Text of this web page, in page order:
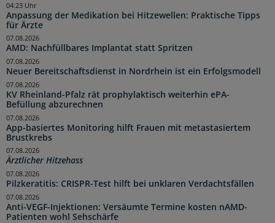
Anpassung der Medikation bei Hitzewellen: Praktische Tipps
für Ärzte
04:23 Uhr
AMD: Nachfüllbares Implantat statt Spritzen
07.08.2026
Neuer Bereitschaftsdienst in Nordrhein ist ein Erfolgsmodell
07.08.2026
KV Rheinland-Pfalz rät prophylaktisch weiterhin ePA-
Befüllung abzurechnen
07.08.2026
App-basiertes Monitoring hilft Frauen mit metastasiertem
Brustkrebs
07.08.2026
Ärztlicher Hitzehass
07.08.2026
Pilzkeratitis: CRISPR-Test hilft bei unklaren Verdachtsfällen
07.08.2026
Anti-VEGF-Injektionen: Versäumte Termine kosten nAMD-
Patienten wohl Sehschärfe
07.08.2026